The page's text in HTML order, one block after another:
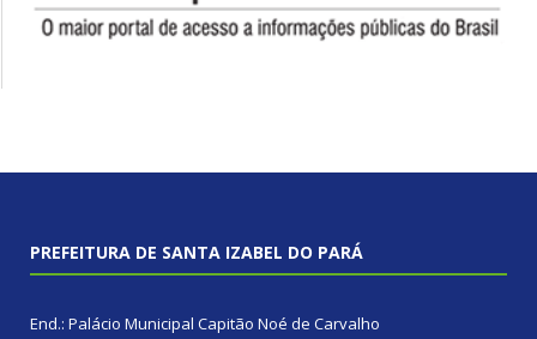
PREFEITURA DE SANTA IZABEL DO PARÁ
End.: Palácio Municipal Capitão Noé de Carvalho